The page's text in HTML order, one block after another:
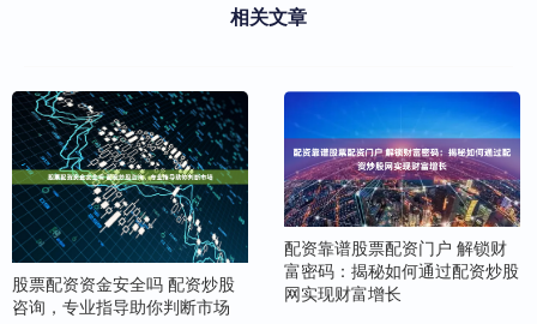
相关文章
股票配资资金安全吗 配资炒股
咨询，专业指导助你判断市场
配资靠谱股票配资门户 解锁财
富密码：揭秘如何通过配资炒股
网实现财富增长